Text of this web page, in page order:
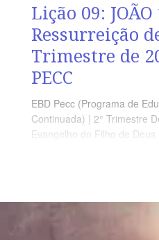
Lição 09: JOÃO
Ressurreição
Trimestre de
PECC
EBD Pecc (Programa de
Continuada) | 2° Trimestre
Evangelho do Filho de Deus
página ORIENTAÇÃO